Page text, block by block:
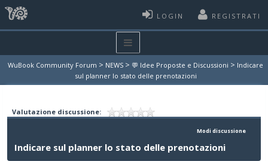
LOGIN REGISTRATI
WuBook Community Forum > NEWS > 💬 Idee Proposte e Discussioni > Indicare
sul planner lo stato delle prenotazioni
Valutazione discussione:
Modi discussione
Indicare sul planner lo stato delle prenotazioni